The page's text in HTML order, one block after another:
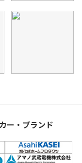
ー・ブランド